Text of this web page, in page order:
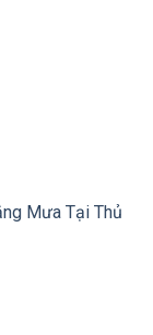
Mưa Tại Thủ